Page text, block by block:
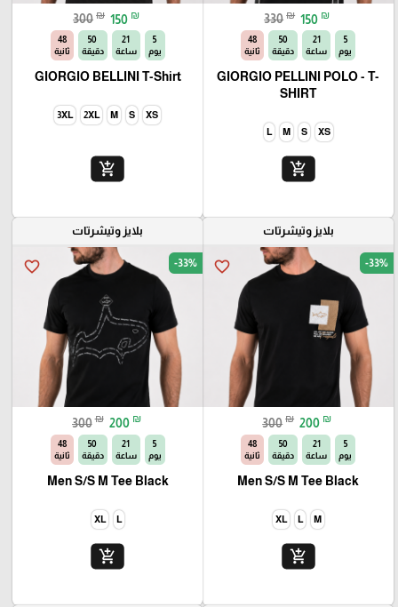
330 ₪ 150 ₪
5
يوم
21
ساعة
50
دقيقة
46
ثانية
GIORGIO PELLINI POLO - T-
SHIRT
XS
S
M
L
add_shopping_cart
300 ₪ 150 ₪
5
يوم
21
ساعة
50
دقيقة
46
ثانية
GIORGIO BELLINI T-Shirt
XS
S
M
2XL
3XL
add_shopping_cart
بلايز وتيشرتات
favorite_border -33%
300 ₪ 200 ₪
5
يوم
21
ساعة
50
دقيقة
46
ثانية
Men S/S M Tee Black
M
L
XL
add_shopping_cart
بلايز وتيشرتات
favorite_border -33%
300 ₪ 200 ₪
5
يوم
21
ساعة
50
دقيقة
46
ثانية
Men S/S M Tee Black
L
XL
add_shopping_cart